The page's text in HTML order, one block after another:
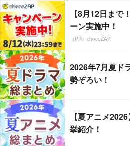
【8月12日まで
ーン実施中！
（PR）chocoZAP
2026年7月夏ド
勢ぞろい！
【夏アニメ
挙紹介！